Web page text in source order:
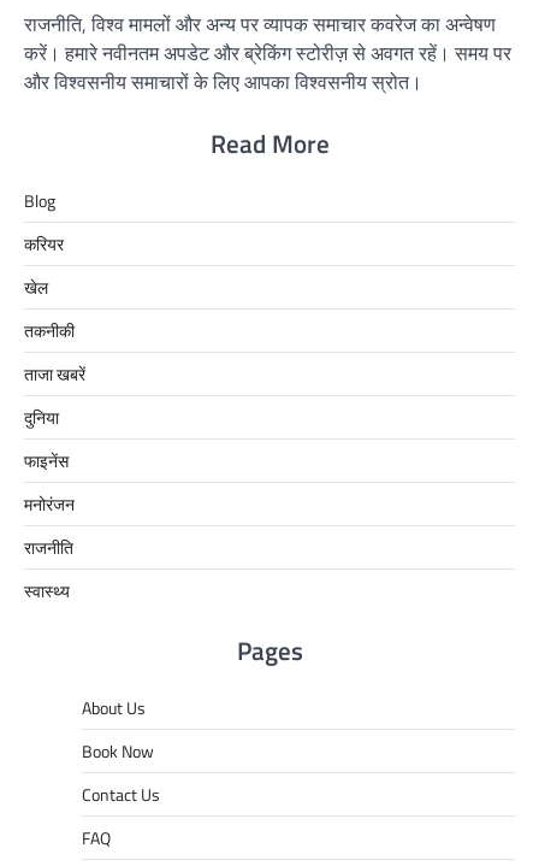
राजनीति, विश्व मामलों और अन्य पर व्यापक समाचार कवरेज का अन्वेषण
करें। हमारे नवीनतम अपडेट और ब्रेकिंग स्टोरीज़ से अवगत रहें। समय पर
और विश्वसनीय समाचारों के लिए आपका विश्वसनीय स्रोत।
Read More
Blog
करियर
खेल
तकनीकी
ताजा खबरें
दुनिया
फाइनेंस
मनोरंजन
राजनीति
स्वास्थ्य
Pages
About Us
Book Now
Contact Us
FAQ